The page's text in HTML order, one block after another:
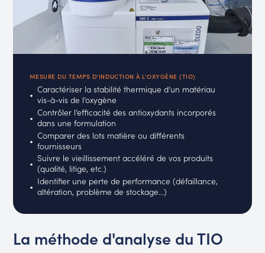
MESURE DU TEMPS D’INDUCTION À L’OXYGÈNE (TIO)
Caractériser la stabilité thermique d’un matériau
vis-à-vis de l’oxygène
Contrôler l’efficacité des antioxydants incorporés
dans une formulation
Comparer des lots matière ou différents
fournisseurs
Suivre le vieillissement accéléré de vos produits
(qualité, litige, etc.)
Identifier une perte de performance (défaillance,
altération, problème de stockage…)
La méthode d'analyse du TIO